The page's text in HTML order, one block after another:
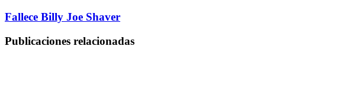
Fallece Billy Joe Shaver
Publicaciones relacionadas